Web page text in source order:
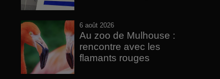
6 août 2026
Au zoo de Mulhouse :
rencontre avec les
flamants rouges